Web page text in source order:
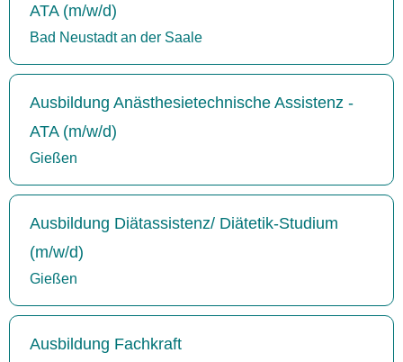
ATA (m/w/d)
Bad Neustadt an der Saale
Ausbildung Anästhesietechnische Assistenz -
ATA (m/w/d)
Gießen
Ausbildung Diätassistenz/ Diätetik-Studium
(m/w/d)
Gießen
Ausbildung Fachkraft